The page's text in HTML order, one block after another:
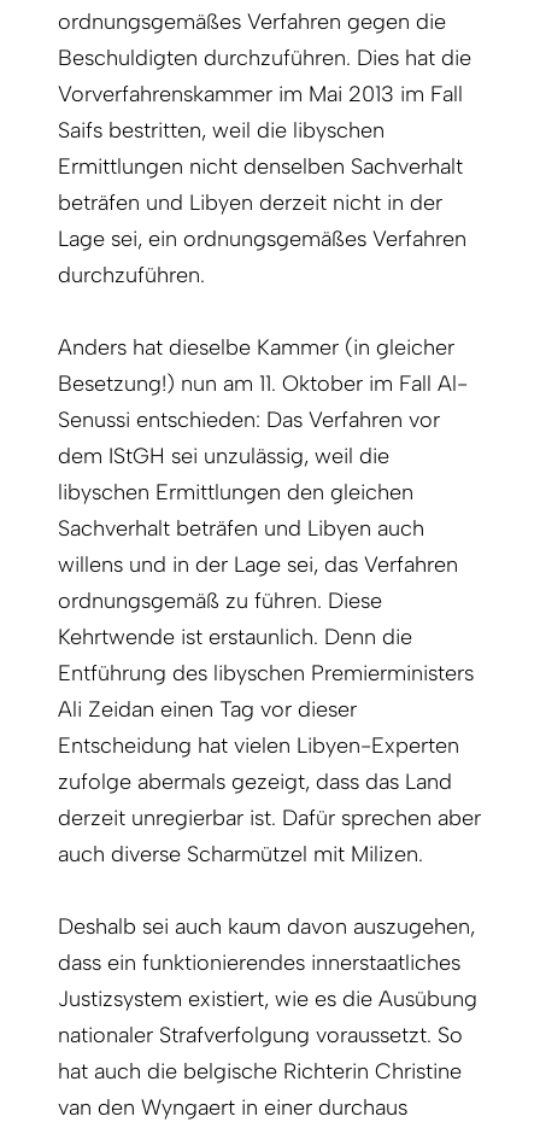
ordnungsgemäßes Verfahren gegen die
Beschuldigten durchzuführen. Dies hat die
Vorverfahrens­kammer im Mai 2013 im Fall
Saifs bestritten, weil die libyschen
Ermittlungen nicht denselben Sachverhalt
beträfen und Libyen derzeit nicht in der
Lage sei, ein ordnungsgemäßes Verfahren
durchzuführen.
Anders hat dieselbe Kammer (in gleicher
Besetzung!) nun am 11. Oktober im Fall Al-
Senussi entschieden: Das Verfahren vor
dem IStGH sei unzulässig, weil die
libyschen Ermittlungen den gleichen
Sachverhalt beträfen und Libyen auch
willens und in der Lage sei, das Verfahren
ordnungsgemäß zu führen. Diese
Kehrtwende ist erstaunlich. Denn die
Entführung des libyschen Premierministers
Ali Zeidan einen Tag vor dieser
Entscheidung hat vielen Libyen-Experten
zufolge abermals gezeigt, dass das Land
derzeit unregierbar ist. Dafür sprechen aber
auch diverse Scharmützel mit Milizen.
Deshalb sei auch kaum davon auszugehen,
dass ein funktionierendes innerstaatliches
Justizsystem existiert, wie es die Ausübung
nationaler Strafverfolgung voraussetzt. So
hat auch die belgische Richterin Christine
van den Wyngaert in einer durchaus